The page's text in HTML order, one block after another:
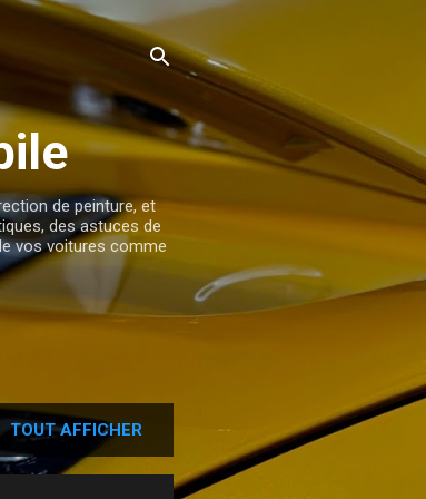
de peinture, et
des astuces de
vos voitures comme
TOUT AFFICHER